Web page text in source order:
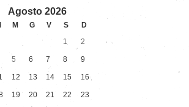
Agosto 2026
M G V S
D
1
2
5 6 7 8 9
12 13 14 15 16
19 20 21 22 23